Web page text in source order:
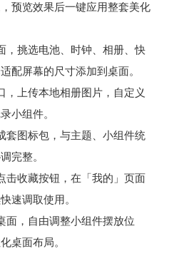
预览效果后一键应用整套美化
，挑选电池、时钟、相册、快
配屏幕的尺寸添加到桌面。
，上传本地相册图片，自定义
小组件。
套图标包，与主题、小组件统
完整。
击收藏按钮，在「我的」页面
速调取使用。
面，自由调整小组件摆放位
桌面布局。